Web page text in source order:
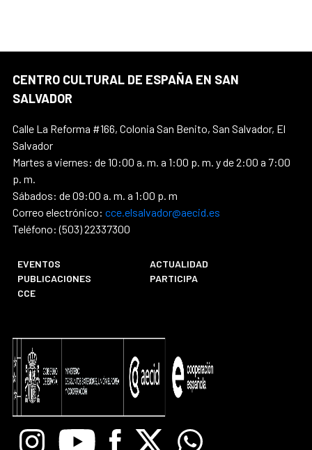
CENTRO CULTURAL DE ESPAÑA EN SAN
SALVADOR
Calle La Reforma #166, Colonia San Benito, San Salvador, El
Salvador
Martes a viernes: de 10:00 a. m. a 1:00 p. m. y de 2:00 a 7:00
p. m.
Sábados: de 09:00 a. m. a 1:00 p. m
Correo electrónico: cce.elsalvador@aecid.es
Teléfono: (503) 22337300
EVENTOS
ACTUALIDAD
PUBLICACIONES
PARTICIPA
CCE
InstagramYoutube Facebook
X Whatsapp